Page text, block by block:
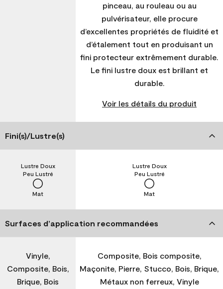
pinceau, au rouleau ou au
pulvérisateur, elle procure
d’excellentes propriétés de fluidité et
d’étalement tout en produisant un
fini protecteur extrêmement durable.
Le fini lustre doux est brillant et
durable.
Voir les détails du produit
Fini(s)/Lustre(s)
Mat
Peu Lustré
Lustre Doux
Mat
Peu Lustré
Lustre Doux
Surfaces d’application recommandées
Vinyle,
Composite, Bois,
Brique, Bois
Composite, Bois composite,
Maçonite, Pierre, Stucco, Bois, Brique,
Métaux non ferreux, Vinyle